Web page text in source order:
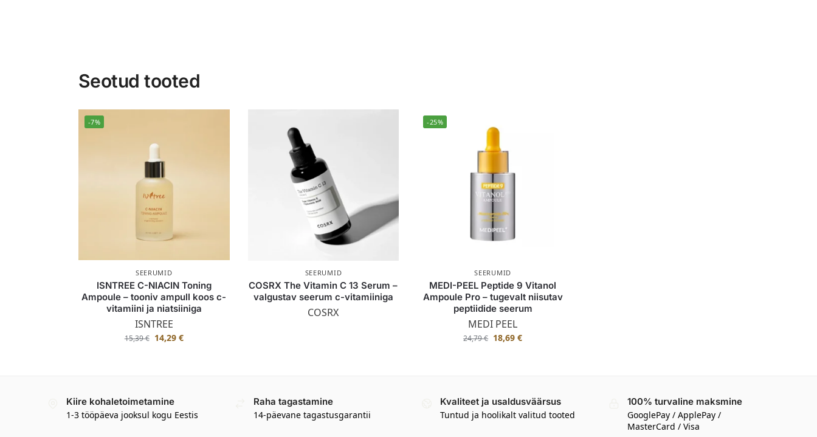
Seotud tooted
-7%
SEERUMID
ISNTREE C-NIACIN Toning
Ampoule – tooniv ampull koos c-
vitamiini ja niatsiiniga
ISNTREE
15,39€ 14,29 €
SEERUMID
COSRX The Vitamin C 13 Serum –
valgustav seerum c-vitamiiniga
COSRX
-25%
SEERUMID
MEDI-PEEL Peptide 9 Vitanol
Ampoule Pro – tugevalt niisutav
peptiidide seerum
MEDI PEEL
24,79€ 18,69€
Kiire kohaletoimetamine
1-3 tööpäeva jooksul kogu Eestis
Raha tagastamine
14-päevane tagastusgarantii
Kvaliteet ja usaldusväärsus
Tuntud ja hoolikalt valitud tooted
100% turvaline maksmine
GooglePay / ApplePay /
MasterCard / Visa